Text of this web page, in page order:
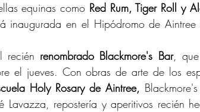
equinas como Red Rum, Tiger Roll y
inaugurada en el Hipódromo de
recién renombrado Blackmore's Bar,
el jueves. Con obras de arte de los
Holy Rosary de Aintree,
repostería y aperitivos recién